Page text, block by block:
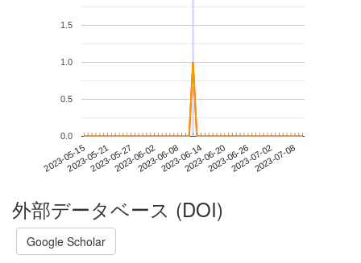
2023-05-152023-05-212023-05-272023-06-022023-06-082023-06-142023-06-202023-06-262023-07-022023-07-08
0.0
0.5
1.0
1.5
外部データベース (DOI)
Google Scholar